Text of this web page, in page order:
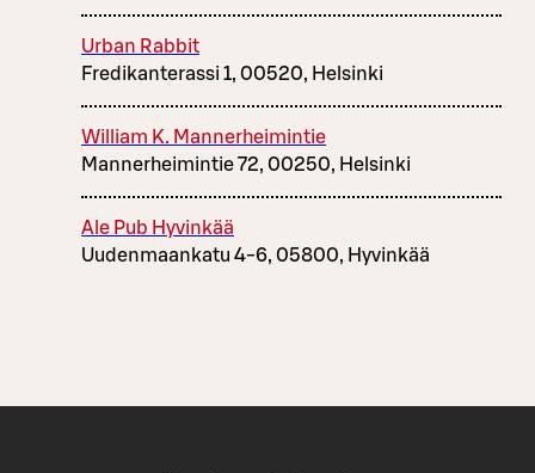
Urban Rabbit
Fredikanterassi 1, 00520, Helsinki
William K. Mannerheimintie
Mannerheimintie 72, 00250, Helsinki
Ale Pub Hyvinkää
Uudenmaankatu 4-6, 05800, Hyvinkää